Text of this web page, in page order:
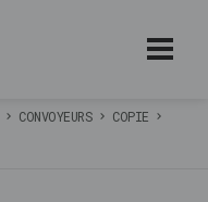
CONVOYEURS
COPIE